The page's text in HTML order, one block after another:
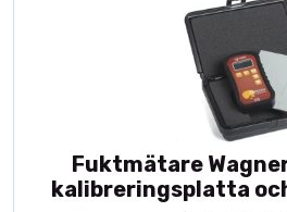
Fuktmätare
kalibreringsplatta